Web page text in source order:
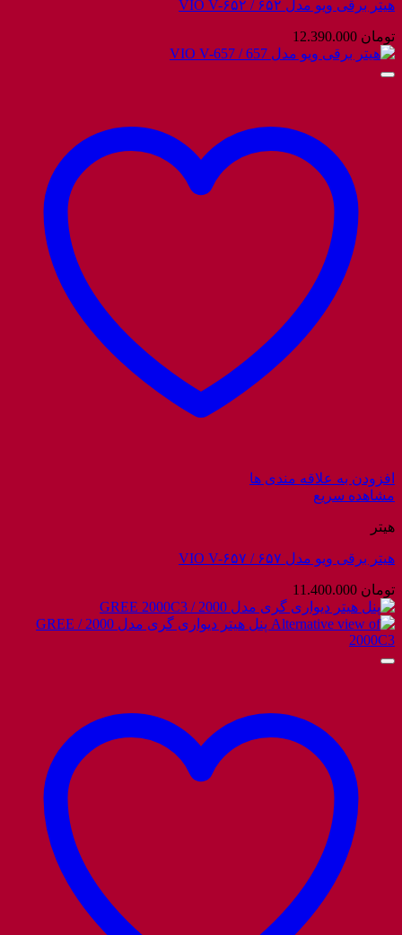
هیتر برقی ویو مدل ۶۵۲ / VIO V-۶۵۲
تومان
افزودن به علاقه مندی ها
مشاهده سریع
هیتر
هیتر برقی ویو مدل ۶۵۷ / VIO V-۶۵۷
تومان